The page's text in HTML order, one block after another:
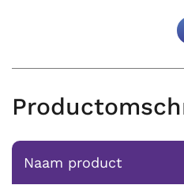
Naam product